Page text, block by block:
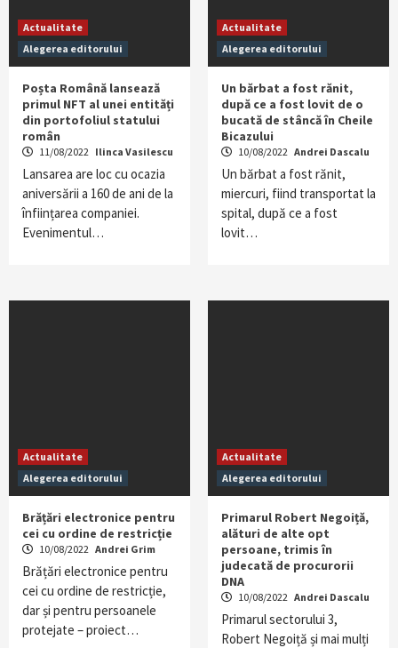
Actualitate
Alegerea editorului
Poșta Română lansează
primul NFT al unei entități
din portofoliul statului
român
11/08/2022 Ilinca Vasilescu
Lansarea are loc cu ocazia
aniversării a 160 de ani de la
înființarea companiei.
Evenimentul…
Actualitate
Alegerea editorului
Un bărbat a fost rănit,
după ce a fost lovit de o
bucată de stâncă în Cheile
Bicazului
10/08/2022 Andrei Dascalu
Un bărbat a fost rănit,
miercuri, fiind transportat la
spital, după ce a fost
lovit…
Actualitate
Alegerea editorului
Brățări electronice pentru
cei cu ordine de restricție
10/08/2022 Andrei Grim
Brățări electronice pentru
cei cu ordine de restricție,
dar și pentru persoanele
protejate – proiect…
Actualitate
Alegerea editorului
Primarul Robert Negoiță,
alături de alte opt
persoane, trimis în
judecată de procurorii
DNA
10/08/2022 Andrei Dascalu
Primarul sectorului 3,
Robert Negoiță și mai mulți